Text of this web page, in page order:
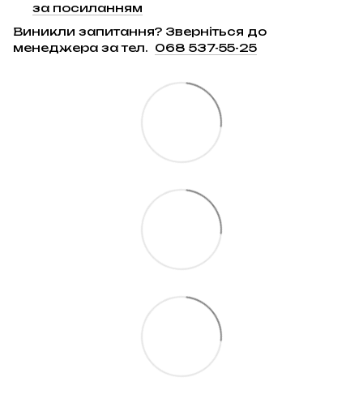
за посиланням
Виникли запитання? Зверніться до
менеджера за тел. 068 537-55-25